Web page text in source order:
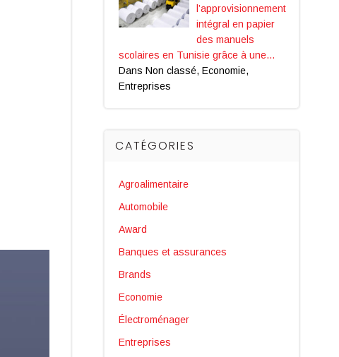
l’approvisionnement
intégral en papier
des manuels
scolaires en Tunisie grâce à une…
Dans Non classé, Economie,
Entreprises
CATÉGORIES
Agroalimentaire
Automobile
Award
Banques et assurances
Brands
Economie
Électroménager
Entreprises